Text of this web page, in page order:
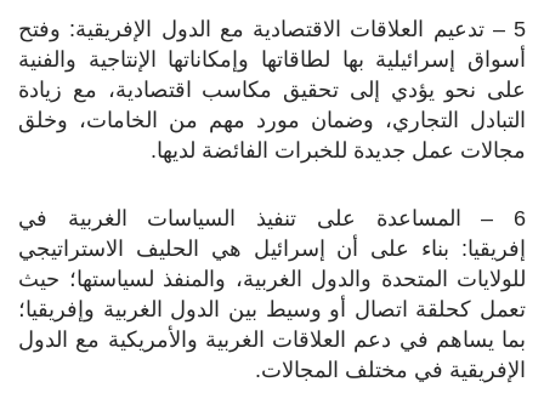
5 – تدعيم العلاقات الاقتصادية مع الدول الإفريقية: وفتح
أسواق إسرائيلية بها لطاقاتها وإمكاناتها الإنتاجية والفنية
على نحو يؤدي إلى تحقيق مكاسب اقتصادية، مع زيادة
التبادل التجاري، وضمان مورد مهم من الخامات، وخلق
مجالات عمل جديدة للخبرات الفائضة لديها.
6 – المساعدة على تنفيذ السياسات الغربية في
إفريقيا: بناء على أن إسرائيل هي الحليف الاستراتيجي
للولايات المتحدة والدول الغربية، والمنفذ لسياستها؛ حيث
تعمل كحلقة اتصال أو وسيط بين الدول الغربية وإفريقيا؛
بما يساهم في دعم العلاقات الغربية والأمريكية مع الدول
الإفريقية في مختلف المجالات.